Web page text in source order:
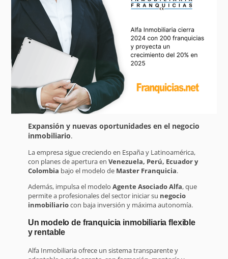
Expansión y nuevas oportunidades en el negocio
inmobiliario.
La empresa sigue creciendo en España y Latinoamérica,
con planes de apertura en Venezuela, Perú, Ecuador y
Colombia bajo el modelo de Master Franquicia.
Además, impulsa el modelo Agente Asociado Alfa, que
permite a profesionales del sector iniciar su negocio
inmobiliariocon baja inversión y máxima autonomía.
Un modelo de franquicia inmobiliaria flexible
y rentable
Alfa Inmobiliaria ofrece un sistema transparente y